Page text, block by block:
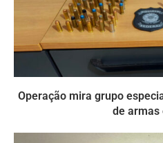
Operação mira grupo
de armas